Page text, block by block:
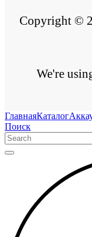
Copyright ©
We're
ГлавнаяКаталог
Поиск